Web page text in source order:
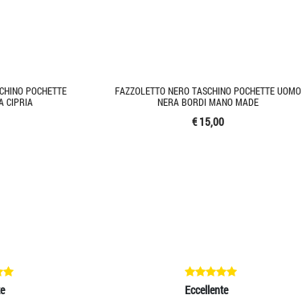
POCHETTE
CIPRIA
FAZZOLETTO NERO TASCHINO POCHETTE UOMO
NERA BORDI MANO MADE
€ 15,00